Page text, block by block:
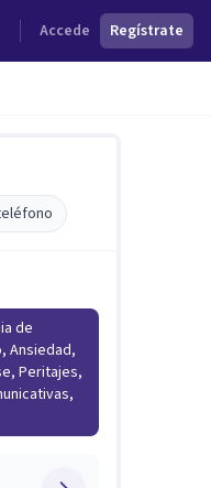
Accede Regístrate
de
Ansiedad,
Peritajes,